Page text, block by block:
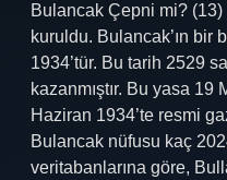
Bulancak Çepni mi? (13)
kuruldu. Bulancak’ın bir
1934’tür. Bu tarih 2529
kazanmıştır. Bu yasa 19
Haziran 1934’te resmi
Bulancak nüfusu kaç
veritabanlarına göre,